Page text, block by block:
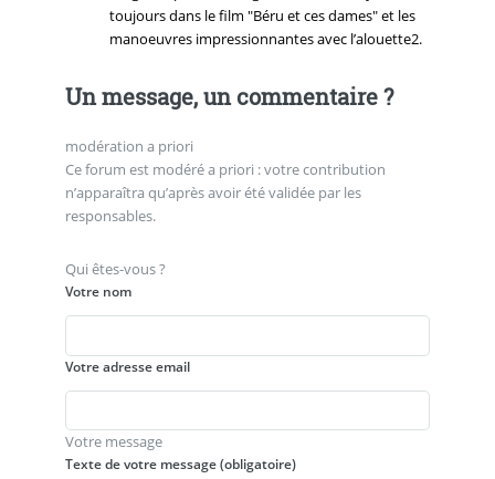
toujours dans le film "Béru et ces dames" et les
manoeuvres impressionnantes avec l’alouette2.
Un message, un commentaire ?
modération a priori
Ce forum est modéré a priori : votre contribution
n’apparaîtra qu’après avoir été validée par les
responsables.
Qui êtes-vous ?
Votre nom
Votre adresse email
Votre message
Texte de votre message (obligatoire)